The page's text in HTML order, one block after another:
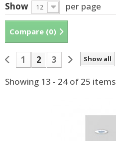
Show 12 per page
Compare (0)
Show all
1 2
3
Showing 13 - 24 of 25 items